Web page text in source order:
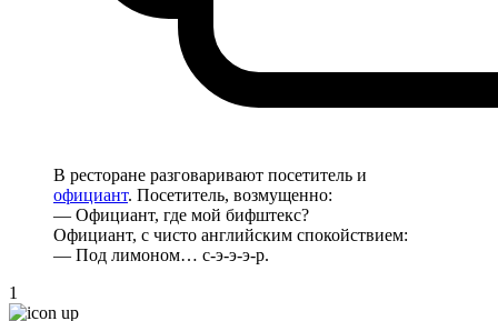
В ресторане разговаривают посетитель и
официант. Посетитель, возмущенно:
— Официант, где мой бифштекс?
Официант, с чисто английским спокойствием:
— Под лимоном… с-э-э-э-р.
1